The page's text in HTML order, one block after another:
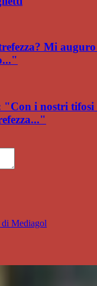
Mi
"Con i nostri tifosi
Mediagol